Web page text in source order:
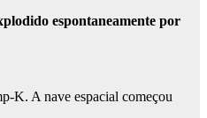
espontaneamente por
K. A nave espacial começou